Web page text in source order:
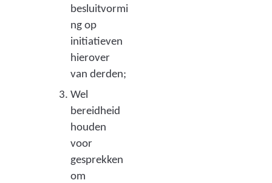
besluitvormi
ng op
initiatieven
hierover
van derden;
Wel
bereidheid
houden
voor
gesprekken
om